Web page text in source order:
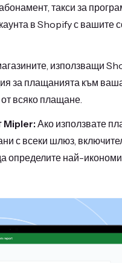
такси за
в Shopify с вашите
използващи
за плащанията към
всяко плащане.
Mipler: Ако използвате
с всеки шлюз,
определите най-